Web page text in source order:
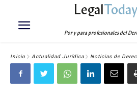
LegalToday
Por y para profesionales del
Inicio Actualidad Jurídica Noticias de